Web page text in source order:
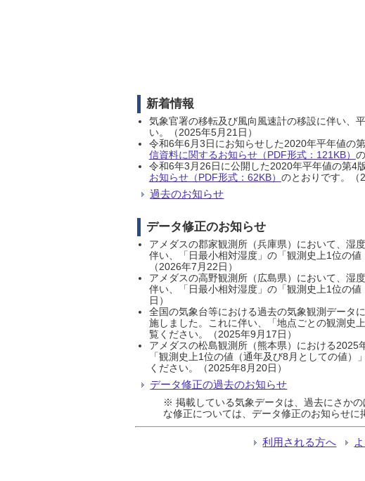
新着情報
気象官署の移転及び風向風速計の移設に伴い、
い。（2025年5月21日）
令和6年6月3日にお知らせした2020年平年値の
信資料に関するお知らせ（PDF形式：121KB）
令和6年3月26日に公開した2020年平年値の第4
お知らせ（PDF形式：62KB） のとおりです。（
過去のお知らせ
データ修正のお知らせ
アメダスの郡家観測所（兵庫県）において、湿
伴い、「日最小相対湿度」の「観測史上1位の
（2026年7月22日）
アメダスの高野観測所（広島県）において、湿
伴い、「日最小相対湿度」の「観測史上1位の
日）
全国の気象台等における過去の気象観測データ
施しました。これに伴い、「地点ごとの観測史
覧ください。（2025年9月17日）
アメダスの松島観測所（熊本県）における
「観測史上1位の値（通年及び8月としての値
ください。（2025年8月20日）
データ修正の過去のお知らせ
※ 掲載している気象データは、過去にさか
な修正については、データ修正のお知らせに
利用される方へ